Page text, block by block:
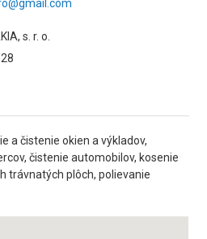
s. r. o.
a čistenie okien a výkladov,
čistenie automobilov, kosenie
trávnatých plôch, polievanie